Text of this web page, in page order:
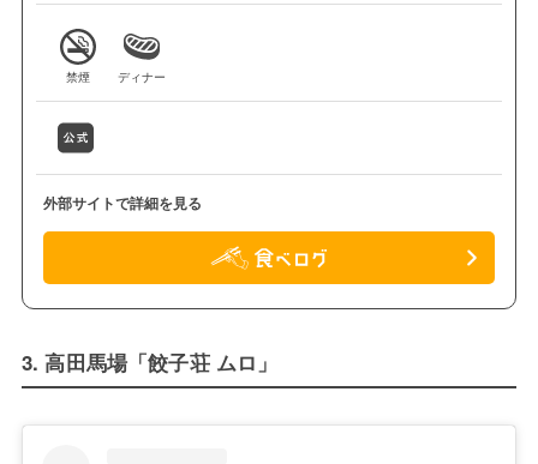
禁煙 ディナー
外部サイトで詳細を見る
3. 高田馬場「餃子荘 ムロ」